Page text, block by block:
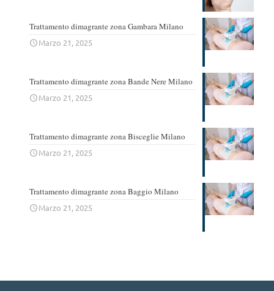
Trattamento dimagrante zona Gambara Milano
Marzo 21, 2025
Trattamento dimagrante zona Bande Nere Milano
Marzo 21, 2025
Trattamento dimagrante zona Bisceglie Milano
Marzo 21, 2025
Trattamento dimagrante zona Baggio Milano
Marzo 21, 2025